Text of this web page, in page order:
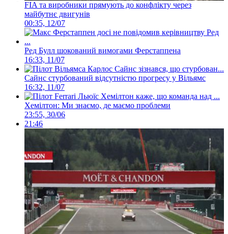
FIA та виробники прямують до конфлікту через
майбутнє двигунів
00:35, 12/07
Ред Булл шокований вимогами Ферстаппена
16:33, 11/07
Сайнс стурбований відсутністю прогресу у Вільямс
16:32, 11/07
Хемілтон: Ми знаємо, де маємо проблеми
23:55, 30/06
21:46